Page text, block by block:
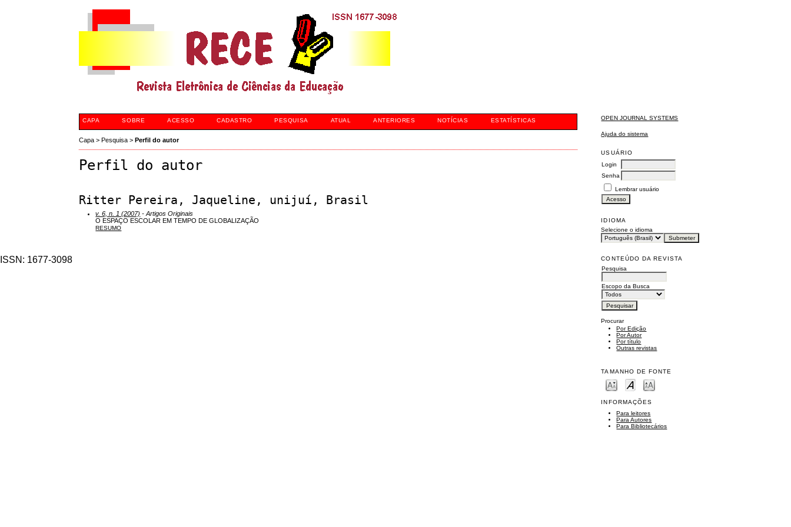
OPEN JOURNAL SYSTEMS
Ajuda do sistema
USUÁRIO
Login
Senha
Lembrar usuário
IDIOMA
Selecione o idioma
CONTEÚDO DA REVISTA
Pesquisa
Escopo da Busca
Procurar
Por Edição
Por Autor
Por título
Outras revistas
TAMANHO DE FONTE
INFORMAÇÕES
Para leitores
Para Autores
Para Bibliotecários
CAPA SOBRE ACESSO CADASTRO PESQUISA ATUAL ANTERIORES NOTÍCIAS ESTATÍSTICAS
Capa >Pesquisa >Perfil do autor
Perfil do autor
Ritter Pereira, Jaqueline, unijuí, Brasil
v. 6, n. 1 (2007) - Artigos Originais
O ESPAÇO ESCOLAR EM TEMPO DE GLOBALIZAÇÃO
RESUMO
ISSN: 1677-3098